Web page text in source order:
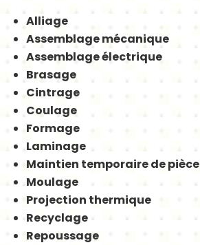
Alliage
Assemblage mécanique
Assemblage électrique
Brasage
Cintrage
Coulage
Formage
Laminage
Maintien temporaire de pièce
Moulage
Projection thermique
Recyclage
Repoussage